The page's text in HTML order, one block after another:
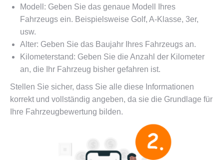
Modell: Geben Sie das genaue Modell Ihres
Fahrzeugs ein. Beispielsweise Golf, A-Klasse, 3er,
usw.
Alter: Geben Sie das Baujahr Ihres Fahrzeugs an.
Kilometerstand: Geben Sie die Anzahl der Kilometer
an, die Ihr Fahrzeug bisher gefahren ist.
Stellen Sie sicher, dass Sie alle diese Informationen
korrekt und vollständig angeben, da sie die Grundlage für
Ihre Fahrzeugbewertung bilden.